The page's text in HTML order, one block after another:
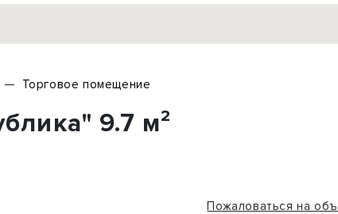
участок
здание
Торговое помещение
Торговое помещение
9.7 м²
Пожаловаться на